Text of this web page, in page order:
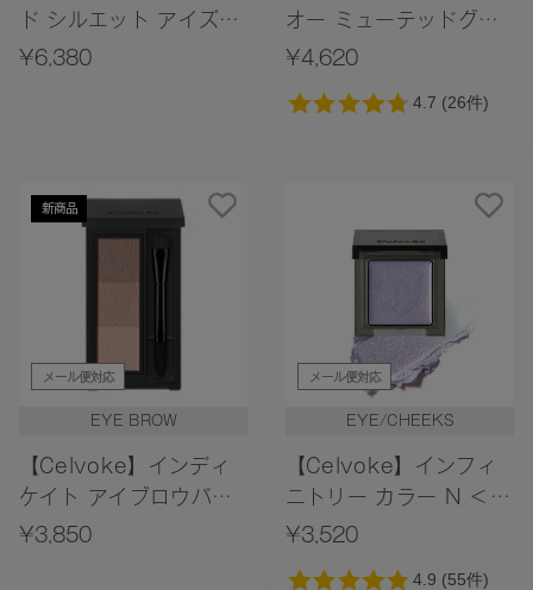
ド シルエット アイズ
［01～04,EX01］＜
¥6,380
オー ミューテッドグロ
ウ ［01～
2026 AW Collection
¥4,620
新商品
メール便対応
EYE BROW
【Celvoke】インディ
ケイト アイブロウパウ
ダー 13＜2026 AW
¥3,850
メール便対応
EYE/CHEEKS
【Celvoke】インフィ
ニトリー カラー N ＜全
11色＞
¥3,520